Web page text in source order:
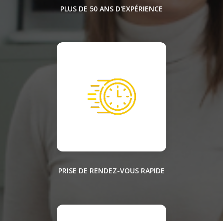
PLUS DE 50 ANS D'EXPÉRIENCE
PRISE DE RENDEZ-VOUS RAPIDE